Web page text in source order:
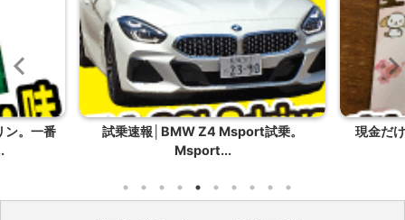
乗。 現金だけじゃない。変わったお年玉。 2021年